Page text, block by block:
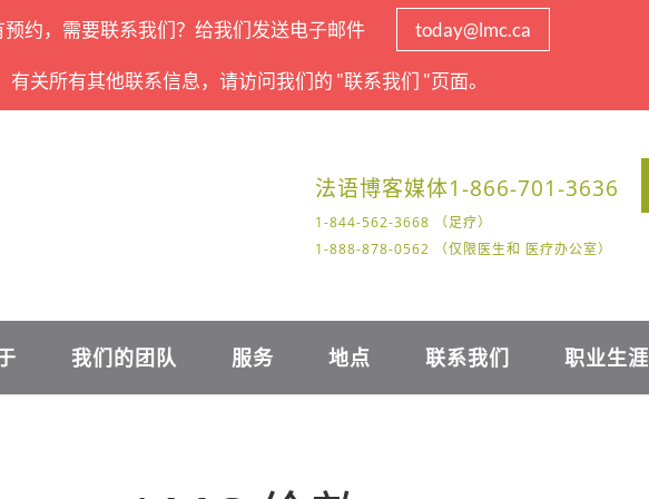
预约，需要联系我们？给我们发送电子邮件 today@lmc.ca
有关所有其他联系信息，请访问我们的 "联系我们 "页面。
法语博客媒体1-866-701-3636
1-844-562-3668 （足疗）
1-888-878-0562 （仅限医生和 医疗办公室）
我们的团队 服务 地点 联系我们 职业生涯